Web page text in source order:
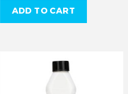
ADD TO CART